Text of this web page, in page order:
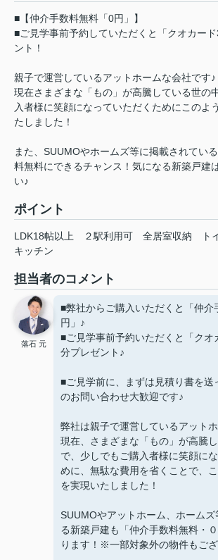
■【仲介手数料無料「0円」】
■ご見学事前予約していただくと「クオカー
ント！
親子で運営しているアットホームな会社です♪
現在さまざまな「もの」が高騰している世の
入者様に笑顔になっていただくためにこのよ
たしました！
また、SUUMOやホームズ等に掲載されてい
料無料にできるチャンス！気になる新築戸建
い♪
ポイント
LDK18帖以上 ２駅利用可 全居室収納 ト
キッチン
担当者のコメント
落石 元
■弊社からご購入いただくと「仲介
円」♪
■ご見学事前予約いただくと「クオ
分プレゼント♪
■ご見学前に、まずは見積り書を送
のお問い合わせ大歓迎です♪
弊社は親子で運営しているアット
現在、さまざまな「もの」が高騰
で、少しでもご購入者様に笑顔に
めに、無駄な費用を省くことで、
を実現いたしました！
SUUMOやアットホーム、ホーム
る新築戸建も「仲介手数料無料・
ります！※一部対象外の物件もご